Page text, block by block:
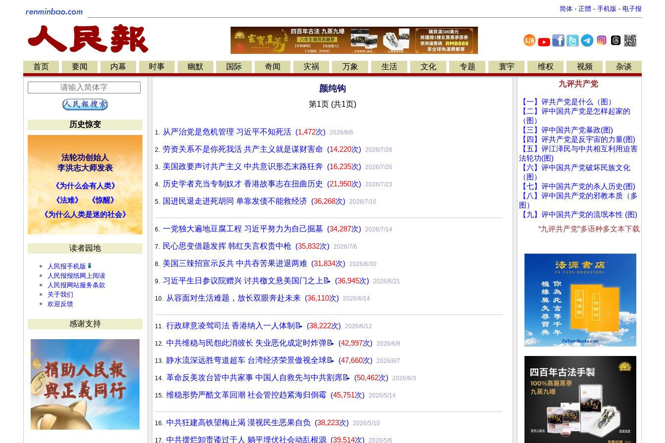
简体 - 正體 - 手机版 - 电子报
首页 要闻 内幕 时事 幽默 国际 奇闻 灾祸 万象 生活 文化 专题 寰宇 维权 视频 杂谈
历史惊变
法轮功创始人
李洪志大师发表
《为什么会有人类》
《法难》
《惊醒》
《为什么人类是迷的社会》
读者园地
人民报手机版
人民报报纸网上阅读
人民报网站服务条款
关于我们
欢迎反馈
感谢支持
颜纯钩
第1页 (共1页)
1. 从严治党是危机管理 习近平不知死活 (1,472次) 2026/8/6
2. 劳资关系不是你死我活 共产主义就是谋财害命 (14,220次) 2026/7/26
3. 美国政要声讨共产主义 中共意识形态末路狂奔 (16,235次) 2026/7/26
4. 历史学者充当专制奴才 香港故事志在扭曲历史 (21,950次) 2026/7/23
5. 国进民退走进死胡同 单靠发债不能救经济 (36,268次) 2026/7/16
6. 一党独大遍地豆腐工程 习近平努力为自己掘墓 (34,287次) 2026/7/14
7. 民心思变借题发挥 韩红失言权贵中枪 (35,832次) 2026/7/6
8. 美国三辣招宣示反共 中共吞苦果进退两难 (31,834次) 2026/6/30
9. 习近平生日参议院赠兴 讨共檄文悬美国门之上📝 (36,945次) 2026/6/21
10. 从容面对生活难题，放长双眼奔赴未来 (36,110次) 2026/6/14
11. 行政肆意凌驾司法 香港纳入一人体制📝 (38,222次) 2026/6/12
12. 中共维稳与民怨此消彼长 失业恶化成定时炸弹📝 (42,997次) 2026/6/9
13. 静水流深远胜弯道超车 台湾经济荣景傲视全球📝 (47,660次) 2026/6/7
14. 革命反美攻台皆中共家事 中国人自救先与中共割席📝 (50,462次) 2026/6/3
15. 维稳形势严酷文革回潮 社会管控趋紧海归倒霉 (45,751次) 2026/5/14
16. 中共狂建高铁望梅止渴 漠视民生恶果自负 (38,223次) 2026/5/10
17. 中共摆烂卸责诿过于人 躺平埋伏社会动乱根源 (39,514次) 2026/5/6
九评共产党
【一】评共产党是什么（图）
【二】评中国共产党是怎样起家的
（图）
【三】评中国共产党暴政(图)
【四】评共产党是反宇宙的力量(图)
【五】评江泽民与中共相互利用迫害
法轮功(图)
【六】评中国共产党破坏民族文化
（图）
【七】评中国共产党的杀人历史(图)
【八】评中国共产党的邪教本质（多
图）
【九】评中国共产党的流氓本性 (图)
“九评共产党”多语种多文本下载